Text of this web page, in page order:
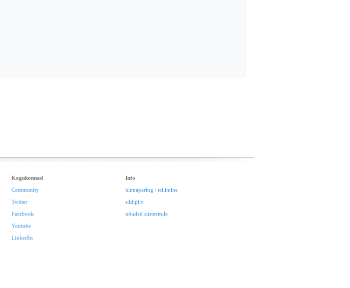
Kogukonnad
Community
Twitter
Facebook
Youtube
LinkedIn
Info
hinnapäring / tellimine
sildipilv
nõuded süsteemile